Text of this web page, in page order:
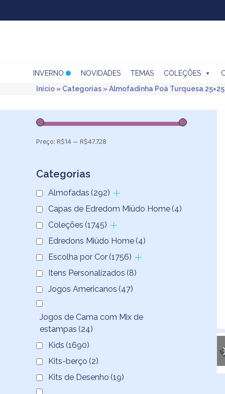
INVERNO NOVIDADES TEMAS COLEÇÕES
Início » Categorias »Almofadinha Poá Turquesa
Preço:R$14—R$47.728
Categorias
Almofadas (292)
Capas de Edredom Miüdo Home (4)
Coleções (1745)
Edredons Miüdo Home (4)
Escolha por Cor (1756)
Itens Personalizados (8)
Jogos Americanos (47)
Jogos de Cama com Mix de
estampas (24)
Kids (1690)
Kits-berço (2)
Kits de Desenho (19)